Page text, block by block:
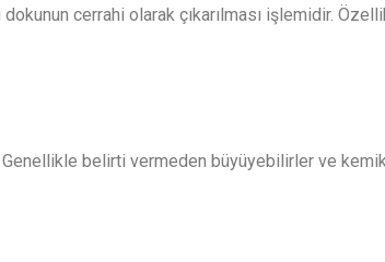
cerrahi olarak çıkarılması işlemidir.
belirti vermeden büyüyebilirler ve